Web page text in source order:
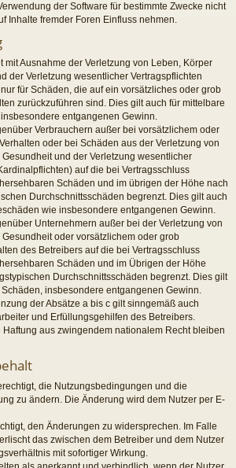
der Software für bestimmte Zwecke nicht
Inhalte fremder Foren Einfluss nehmen.
mit Ausnahme der Verletzung von Leben, Körper
der Verletzung wesentlicher Vertragspflichten
für Schäden, die auf ein vorsätzliches oder grob
zurückzuführen sind. Dies gilt auch für mittelbare
entgangenen Gewinn.
Verbrauchern außer bei vorsätzlichem oder
oder bei Schäden aus der Verletzung von
und der Verletzung wesentlicher
auf die bei Vertragsschluss
Schäden und im übrigen der Höhe nach
Durchschnittsschäden begrenzt. Dies gilt auch
wie insbesondere entgangenen Gewinn.
Unternehmern außer bei der Verletzung von
oder vorsätzlichem oder grob
des Betreibers auf die bei Vertragsschluss
Schäden und im Übrigen der Höhe
Durchschnittsschäden begrenzt. Dies gilt
insbesondere entgangenen Gewinn.
der Absätze a bis c gilt sinngemäß auch
und Erfüllungsgehilfen des Betreibers.
Haftung aus zwingendem nationalem Recht bleiben
die Nutzungsbedingungen und die
zu ändern. Die Änderung wird dem Nutzer per E-
den Änderungen zu widersprechen. Im Falle
das zwischen dem Betreiber und dem Nutzer
mit sofortiger Wirkung.